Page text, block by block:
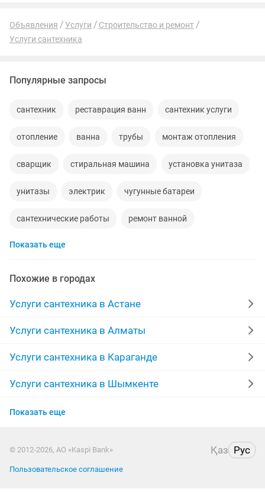
Объявления Услуги
Строительство и ремонт
Услуги сантехника
Популярные запросы
сантехник реставрация ванн сантехник услуги
отопление ванна трубы монтаж отопления
сварщик стиральная машина установка унитаза
унитазы электрик чугунные батареи
сантехнические работы ремонт ванной
раковины
круглосуточно чистка канализации
ассенизатор пластиковые трубы
сантехник сварщик дымоходы
установка теплого пола реставрация
электрик на дом
Показать еще
Похожие в городах
Услуги сантехника в Астане
Услуги сантехника в Алматы
Услуги сантехника в Караганде
Услуги сантехника в Шымкенте
Услуги сантехника в Усть-Каменогорске
Услуги сантехника в Костанае
Показать еще
© 2012-2026, АО «Kaspi Bank» Қаз Рус
Пользовательское соглашение